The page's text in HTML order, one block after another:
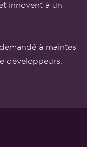
innovent à un
à maintes
développeurs.